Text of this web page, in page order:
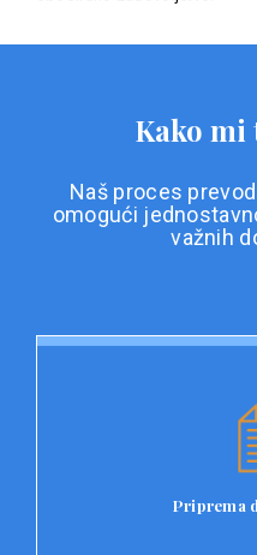
Kako mi
Naš proces
omogući
važnih
Priprema
Prvi korak u našem
dokumentacije.
dokumenta, kao i